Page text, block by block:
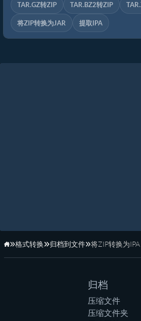
TAR.GZ转ZIP TAR.BZ2转ZIP
将ZIP转换为JAR 提取IPA
主页
格式转换 归档到文件 将ZIP转换为IPA
归档
压缩文件
压缩文件夹